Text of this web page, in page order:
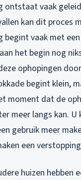
ontstaat vaak
kan dit proces
begint vaak met
het begin nog
ophopingen
begint klein,
moment dat de
meer langs kan.
gebruik meer
een
huizen hebben